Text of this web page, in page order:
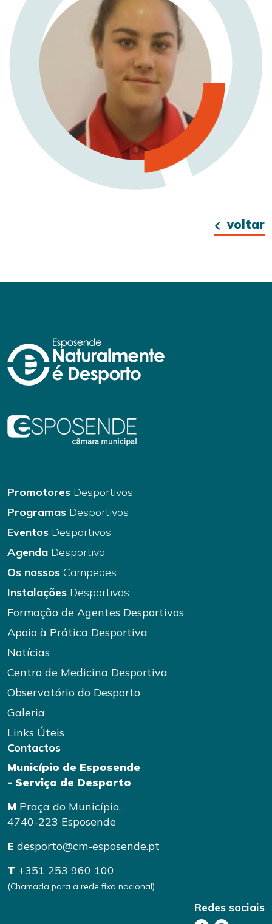
voltar
Promotores Desportivos
Programas Desportivos
Eventos Desportivos
Agenda Desportiva
Os nossos Campeões
Instalações Desportivas
Formação de Agentes Desportivos
Apoio à Prática Desportiva
Notícias
Centro de Medicina Desportiva
Observatório do Desporto
Galeria
Links Úteis
Contactos
Município de Esposende
- Serviço de Desporto
M Praça do Município,
4740-223 Esposende
E desporto@cm-esposende.pt
T +351 253 960 100
(Chamada para a rede fixa nacional)
Redes sociais